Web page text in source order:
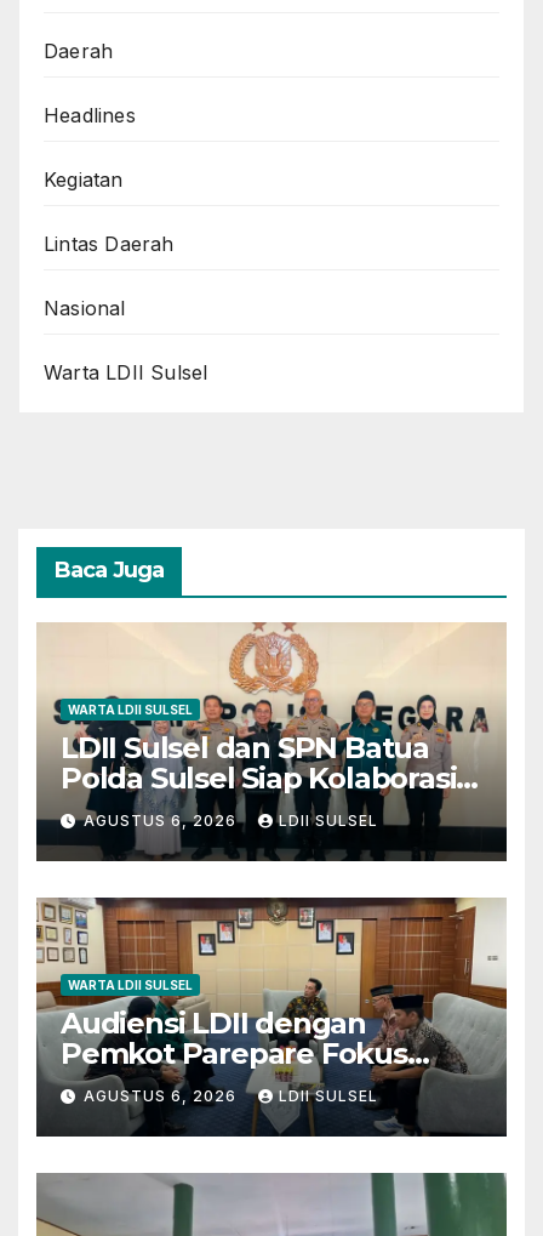
Daerah
Headlines
Kegiatan
Lintas Daerah
Nasional
Warta LDII Sulsel
Baca Juga
WARTA LDII SULSEL
LDII Sulsel dan SPN Batua
Polda Sulsel Siap Kolaborasi
Bakti Sosial Sambut HUT RI
ke-81
AGUSTUS 6, 2026 LDII SULSEL
WARTA LDII SULSEL
Audiensi LDII dengan
Pemkot Parepare Fokus
pada Pembinaan Generasi
Muda dan 29 Karakter Luhur
AGUSTUS 6, 2026 LDII SULSEL